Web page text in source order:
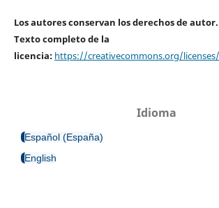
Los autores conservan los derechos de autor.
Texto completo de la
licencia: https://creativecommons.org/
Idioma
Español (España)
English